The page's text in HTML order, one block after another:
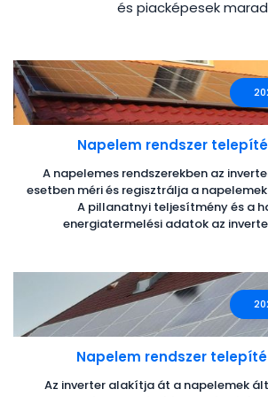
függetlenül.
és piacképesek
Napelem rendszer
A napelemes rendszerekben az
esetben méri és regisztrálja a
A pillanatnyi teljesítmény és a
energiatermelési adatok az
monitoring során a napelemes
működési adatai jelennek meg,
teljesítmény, napi energiahozam,
éves termelés. A napelemszintű
napelem teljesítményét képes
rendszerfelügyelettel a hibás,
napelemes, más néven fotovoltaikus
Napelem rendszer
Az inverter alakítja át a napelemek